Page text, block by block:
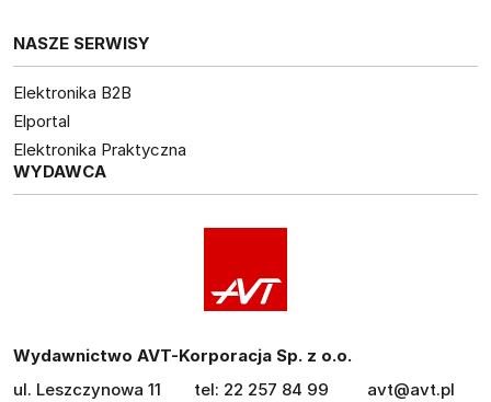
NASZE SERWISY
Elektronika B2B
Elportal
Elektronika Praktyczna
WYDAWCA
Wydawnictwo AVT-Korporacja Sp. z o.o.
ul. Leszczynowa 11
tel: 22 257 84 99
avt@avt.pl